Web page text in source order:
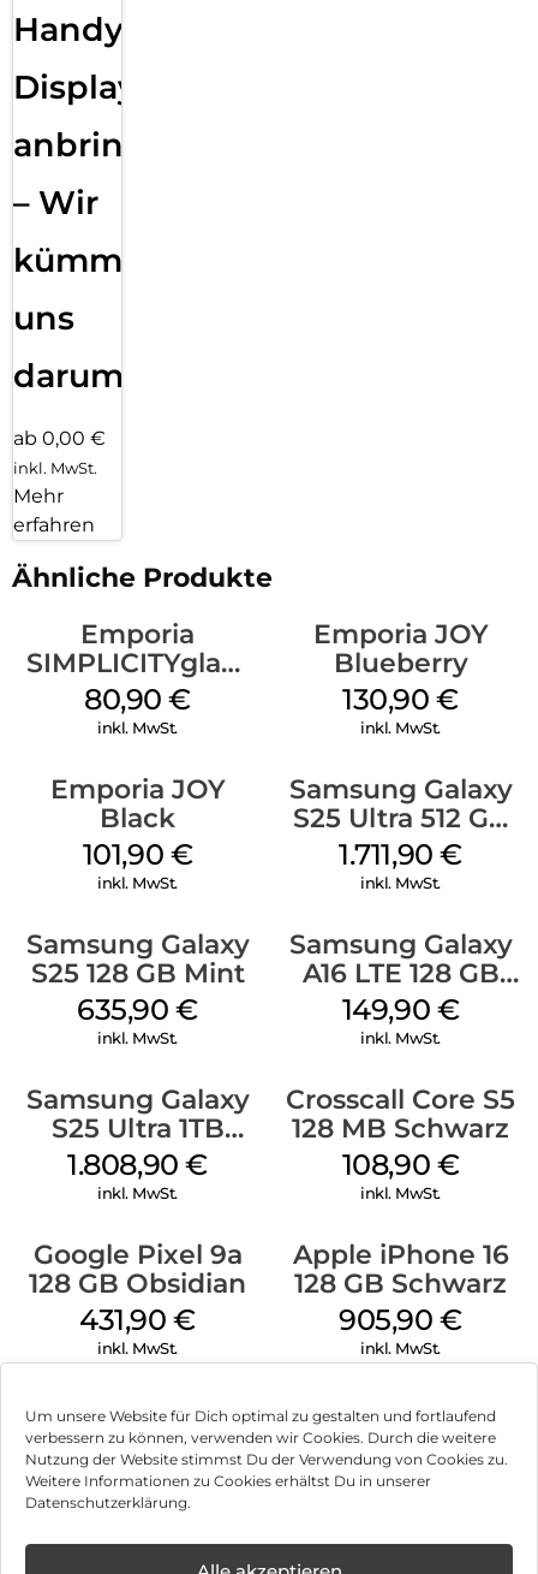
Um unsere Website für Dich optimal zu gestalten und fortlaufend
verbessern zu können, verwenden wir Cookies. Durch die weitere
Nutzung der Website stimmst Du der Verwendung von Cookies zu.
Weitere Informationen zu Cookies erhältst Du in unserer
Datenschutzerklärung.
Handy
Displayfolie
anbringen
– Wir
kümmern
uns
darum!
ab 0,00 €
inkl. MwSt.
Mehr
erfahren
Ähnliche Produkte
Emporia
SIMPLICITYglam
Weiss
80,90€
inkl. MwSt.
Emporia JOY
Blueberry
130,90€
inkl. MwSt.
Emporia JOY
Black
101,90 €
inkl. MwSt.
Samsung Galaxy
S25 Ultra 512 GB
Titanium
Whitesilver
1.711,90€
inkl. MwSt.
Samsung Galaxy
S25 128 GB Mint
635,90€
inkl. MwSt.
Samsung Galaxy
A16 LTE 128 GB
Black
149,90 €
inkl. MwSt.
Samsung Galaxy
S25 Ultra 1TB
Titanium Black
1.808,90€
inkl. MwSt.
Crosscall Core S5
128 MB Schwarz
108,90 €
inkl. MwSt.
Google Pixel 9a
128 GB Obsidian
431,90€
inkl. MwSt.
Apple iPhone 16
128 GB Schwarz
905,90€
inkl. MwSt.
Impressum